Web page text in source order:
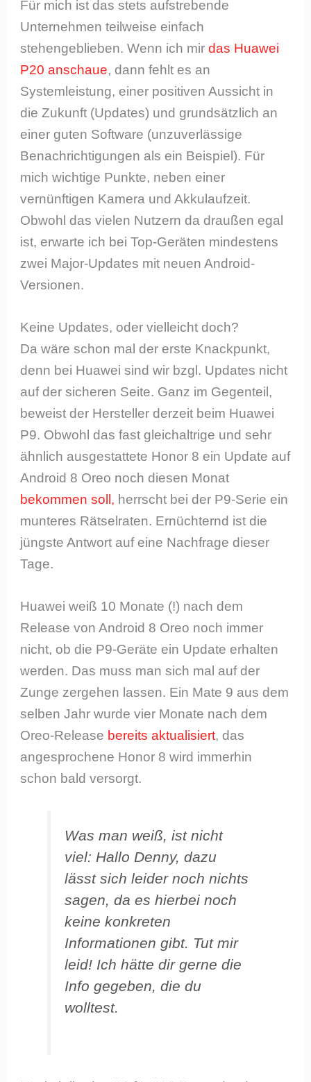
Für mich ist das stets aufstrebende
Unternehmen teilweise einfach
stehengeblieben. Wenn ich mirdas Huawei
P20 anschaue, dann fehlt es an
Systemleistung, einer positiven Aussicht in
die Zukunft (Updates) und grundsätzlich an
einer guten Software (unzuverlässige
Benachrichtigungen als ein Beispiel). Für
mich wichtige Punkte, neben einer
vernünftigen Kamera und Akkulaufzeit.
Obwohl das vielen Nutzern da draußen egal
ist, erwarte ich bei Top-Geräten mindestens
zwei Major-Updates mit neuen Android-
Versionen.
Keine Updates, oder vielleicht doch?
Da wäre schon mal der erste Knackpunkt,
denn bei Huawei sind wir bzgl. Updates nicht
auf der sicheren Seite. Ganz im Gegenteil,
beweist der Hersteller derzeit beim Huawei
P9. Obwohl das fast gleichaltrige und sehr
ähnlich ausgestattete Honor 8 ein Update auf
Android 8 Oreo noch diesen Monat
bekommen soll, herrscht bei der P9-Serie ein
munteres Rätselraten. Ernüchternd ist die
jüngste Antwort auf eine Nachfrage dieser
Tage.
Huawei weiß 10 Monate (!) nach dem
Release von Android 8 Oreo noch immer
nicht, ob die P9-Geräte ein Update erhalten
werden. Das muss man sich mal auf der
Zunge zergehen lassen. Ein Mate 9 aus dem
selben Jahr wurde vier Monate nach dem
Oreo-Release bereits aktualisiert, das
angesprochene Honor 8 wird immerhin
schon bald versorgt.
Was man weiß, ist nicht
viel: Hallo Denny, dazu
lässt sich leider noch nichts
sagen, da es hierbei noch
keine konkreten
Informationen gibt. Tut mir
leid! Ich hätte dir gerne die
Info gegeben, die du
wolltest.